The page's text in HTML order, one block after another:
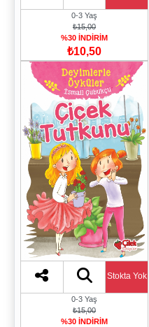
0-3 Yaş
₺15,00
%30 İNDİRİM
₺10,50
Stokta Yok
0-3 Yaş
₺15,00
%30 İNDİRİM